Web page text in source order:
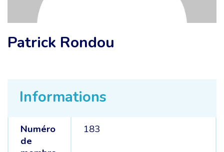
Informations
Numéro
de
183
Patrick Rondou